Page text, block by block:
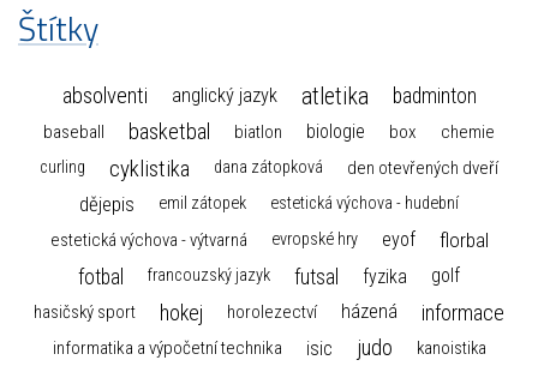
Štítky
absolventi anglický jazyk atletika badminton
baseball basketbal biatlon biologie box chemie
curling cyklistika dana zátopková den otevřených dveří
dějepis emil zátopek estetická výchova - hudební
estetická výchova - výtvarná evropské hry eyof florbal
fotbal francouzský jazyk futsal fyzika golf
hasičský sport hokej horolezectví házená informace
informatika a výpočetní technika isic judo
kanoistika